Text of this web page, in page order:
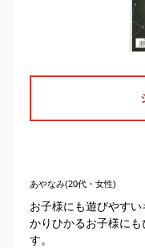
あやなみ(20代・女性)
お子様にも遊びやす
かりひかるお子様に
す。